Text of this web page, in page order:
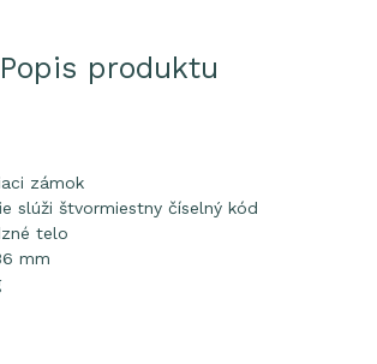
Popis produktu
zámok
slúži štvormiestny číselný kód
telo
mm